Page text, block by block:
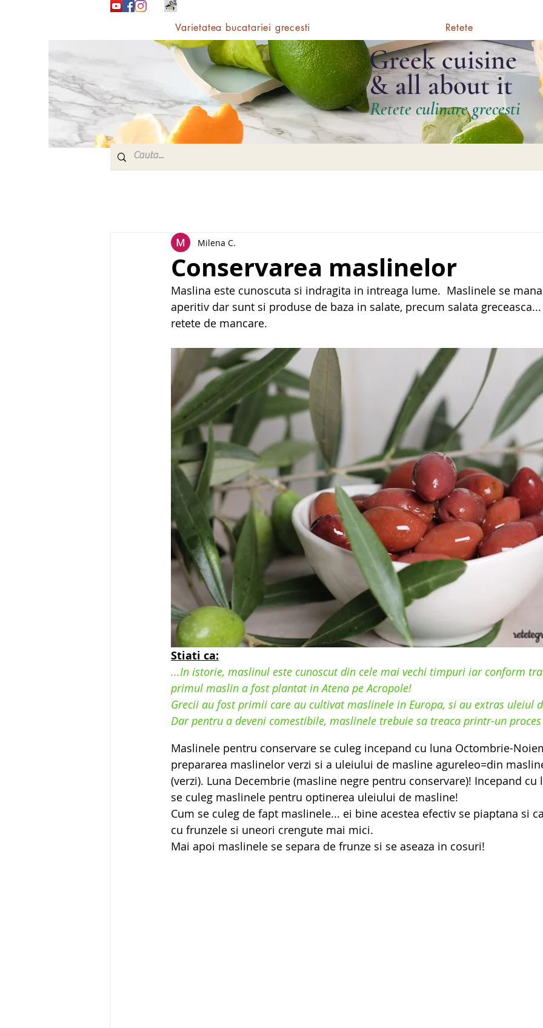
Varietatea bucatariei grecesti Retete
Greek cuisine
& all about it
Retete culinare grecesti
Conservarea maslinelor
Milena C.
Maslina este cunoscuta si indragita in intreaga lume.  Maslinele se
aperitiv dar sunt si produse de baza in salate, precum salata
retete de mancare.
Stiati ca:
...In istorie, maslinul este cunoscut din cele mai vechi timpuri iar conform
primul maslin a fost plantat in Atena pe Acropole!
Grecii au fost primii care au cultivat maslinele in Europa, si au extras uleiul
Dar pentru a deveni comestibile, maslinele trebuie sa treaca printr-un
Maslinele pentru conservare se culeg incepand cu luna Octombrie-
prepararea maslinelor verzi si a uleiului de masline agureleo=din
(verzi). Luna Decembrie (masline negre pentru conservare)! Incepand cu
se culeg maslinele pentru optinerea uleiului de masline!
Cum se culeg de fapt maslinele... ei bine acestea efectiv se piaptana si
cu frunzele si uneori crengute mai mici.
Mai apoi maslinele se separa de frunze si se aseaza in cosuri!